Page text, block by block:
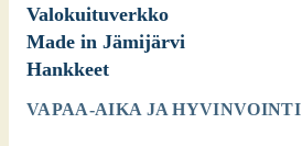
Valokuituverkko
Made in Jämijärvi
Hankkeet
VAPAA-AIKA JA HYVINVOINTI